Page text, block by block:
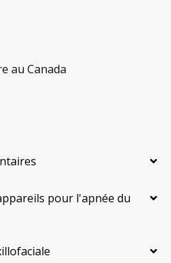
au Canada
pour l'apnée du